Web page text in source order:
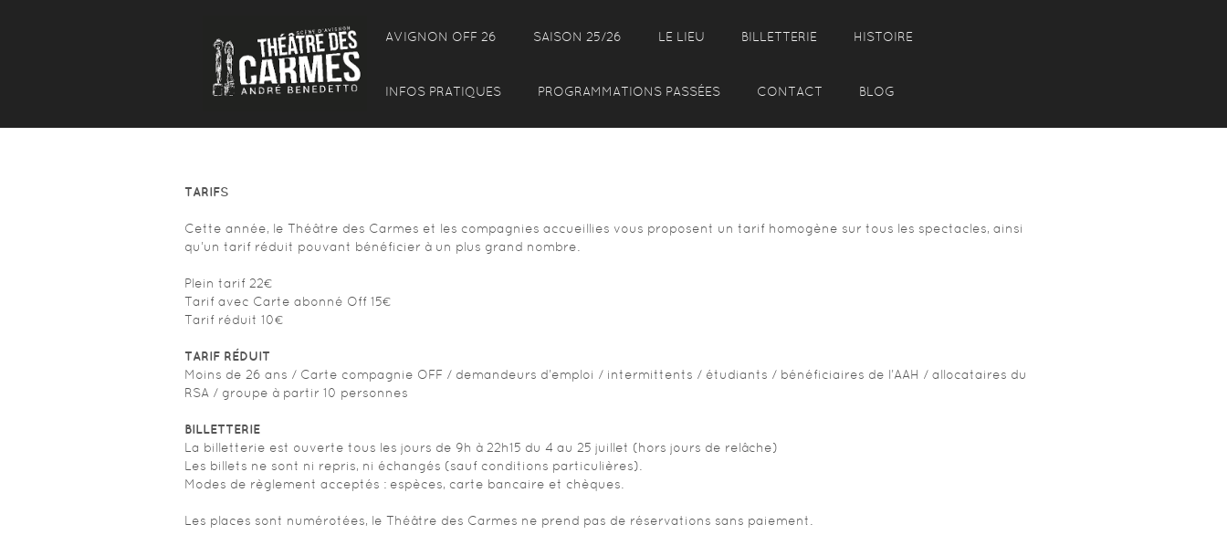
AVIGNON OFF 26 SAISON 25/26 LE LIEU BILLETTERIE HISTOIRE
INFOS PRATIQUES PROGRAMMATIONS PASSÉES CONTACT BLOG
TARIFS
Cette année, le Théâtre des Carmes et les compagnies accueillies vous proposent un tarif homogène sur tous les spectacles, ainsi
qu’un tarif réduit pouvant bénéficier à un plus grand nombre.
Plein tarif 22€
Tarif avec Carte abonné Off 15€
Tarif réduit 10€
TARIF RÉDUIT
Moins de 26 ans / Carte compagnie OFF / demandeurs d’emploi / intermittents / étudiants / bénéficiaires de l’AAH / allocataires du
RSA / groupe à partir 10 personnes
BILLETTERIE
La billetterie est ouverte tous les jours de 9h à 22h15 du 4 au 25 juillet (hors jours de relâche)
Les billets ne sont ni repris, ni échangés (sauf conditions particulières).
Modes de règlement acceptés : espèces, carte bancaire et chèques.
Les places sont numérotées, le Théâtre des Carmes ne prend pas de réservations sans paiement.